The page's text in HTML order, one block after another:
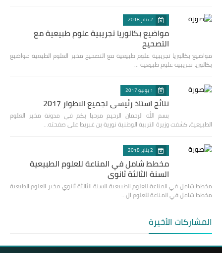
2 يناير 2018
مواضيع بكالوريا تجريبية علوم طبيعية مع
التصحيح
مواضيع بكالوريا تجريبية علوم طبيعية مع التصحيح مخبر العلوم الطبعية مواضيع
بكالوريا تجريبية علوم طبيعية …
1 يوليو 2017
نتائج استاذ رئيسي لجميع الاطوار 2017
بسم الله الرحمان الرحيم مرحبا بكم في مدونة مخبر العلوم
الطبيعية، كشفت وزيرة التربية الوطنية نورية بن غبريط على صفحته…
2 يناير 2018
مخطط شامل في المناعة للعلوم الطبيعية
السنة الثالثة ثانوي
مخطط شامل في المناعة للعلوم الطبيعية السنة الثالثة ثانوي مخبر العلوم الطبعية
مخطط شامل في المناعة للعلوم ال…
المشاركات الأخيرة